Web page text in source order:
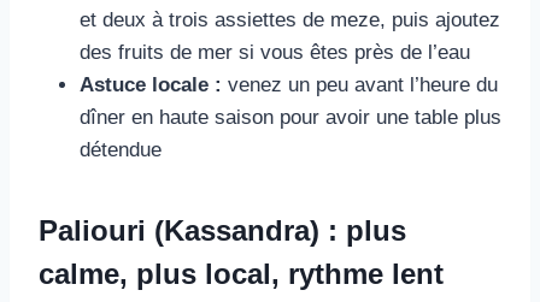
et deux à trois assiettes de meze, puis ajoutez
des fruits de mer si vous êtes près de l’eau
Astuce locale : venez un peu avant l’heure du
dîner en haute saison pour avoir une table plus
détendue
Paliouri (Kassandra) : plus
calme, plus local, rythme lent